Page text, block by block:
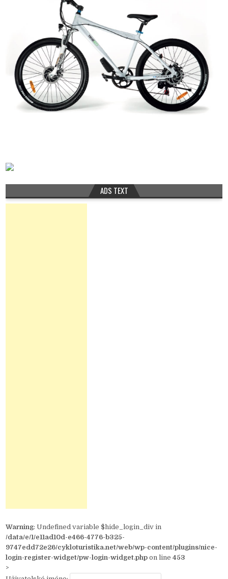
ADS TEXT
Warning: Undefined variable $hide_login_div in
/data/e/1/e11ad10d-e466-4776-b325-
9747edd72e26/cykloturistika.net/web/wp-content/plugins/nice-
login-register-widget/pw-login-widget.php on line453
>